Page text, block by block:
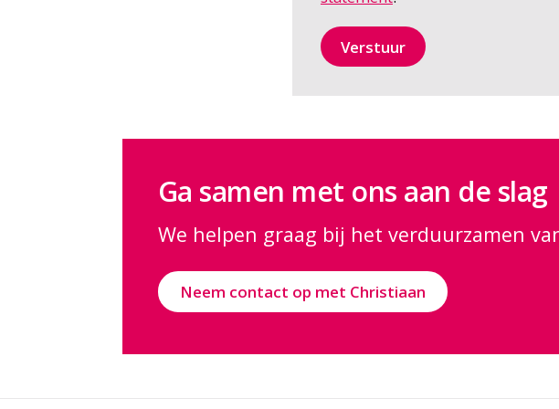
Ga samen met ons aan de slag
We helpen graag bij het verduurzamen
Neem contact op met Christiaan